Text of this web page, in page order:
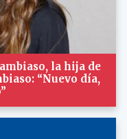
la hija de
“Nuevo día,